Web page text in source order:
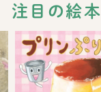
注目の絵本